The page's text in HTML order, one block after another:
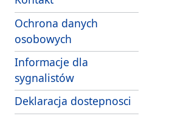
Ochrona danych
osobowych
Informacje dla
sygnalistów
Deklaracja dostepnosci